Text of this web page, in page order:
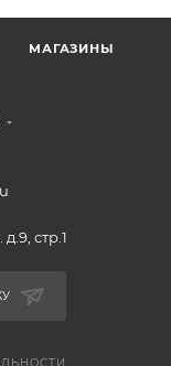
МАГАЗИНЫ
стр.1